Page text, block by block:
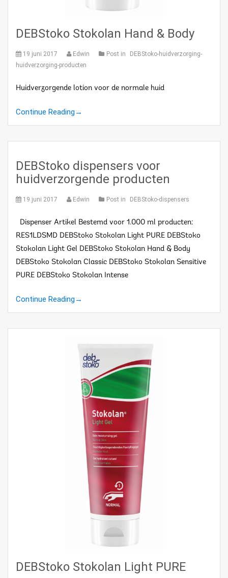
DEBStoko Stokolan Hand & Body
19 juni 2017 Edwin Post in
DEBStoko-huidverzorging-
huidverzorging-producten
Huidverzorgende lotion voor de normale huid
Continue Reading →
DEBStoko dispensers voor
huidverzorgende producten
19 juni 2017 Edwin Post in DEBStoko-dispensers
Dispenser Artikel Bestemd voor 1.000 ml producten:
RES1LDSMD DEBStoko Stokolan Light PURE DEBStoko
Stokolan Light Gel DEBStoko Stokolan Hand & Body
DEBStoko Stokolan Classic DEBStoko Stokolan Sensitive
PURE DEBStoko Stokolan Intense
Continue Reading →
DEBStoko Stokolan Light PURE